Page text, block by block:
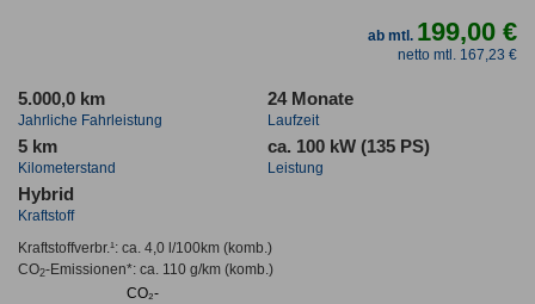
ab mtl. 199,00 €
netto mtl. 167,23 €
5.000,0 km
Jahrliche Fahrleistung
24 Monate
Laufzeit
5 km
Kilometerstand
ca. 100 kW (135 PS)
Leistung
Hybrid
Kraftstoff
Kraftstoffverbr.¹: ca. 4,0 l/100km(komb.)
CO2-Emissionen*: ca. 110 g/km(komb.)
CO₂-